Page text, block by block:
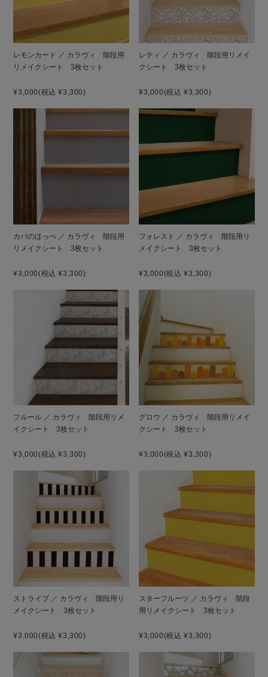
レモンカード ／ カラヴィ 階段用
リメイクシート 3枚セット
¥3,000(税込 ¥3,300)
レティ ／ カラヴィ 階段用リメイ
クシート 3枚セット
¥3,000(税込 ¥3,300)
カバのほっぺ ／ カラヴィ 階段用
リメイクシート 3枚セット
¥3,000(税込 ¥3,300)
フォレスト ／ カラヴィ 階段用リ
メイクシート 3枚セット
¥3,000(税込 ¥3,300)
フルール ／ カラヴィ 階段用リメ
イクシート 3枚セット
¥3,000(税込 ¥3,300)
グロウ ／ カラヴィ 階段用リメイ
クシート 3枚セット
¥3,000(税込 ¥3,300)
ストライプ ／ カラヴィ 階段用リ
メイクシート 3枚セット
¥3,000(税込 ¥3,300)
スターフルーツ ／ カラヴィ 階段
用リメイクシート 3枚セット
¥3,000(税込 ¥3,300)